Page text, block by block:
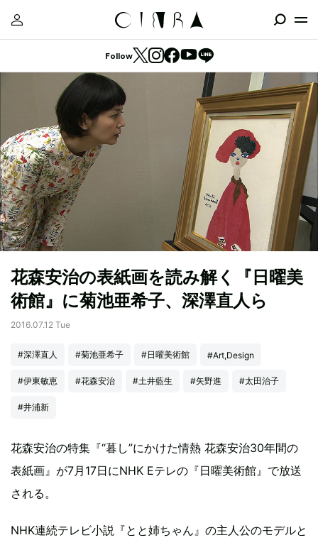
Follow
花森安治の表紙画を読み解く『日曜美
術館』に菊池亜希子、深澤直人ら
2016.07.12 Tue
#深澤直人 #菊池亜希子 #日曜美術館 #Art,Design
#伊東敏恵 #花森安治 #土井藍生 #矢野進 #太田治子
#井浦新
花森安治の特集『“暮し”にかけた情熱 花森安治30年間の
表紙画』が7月17日にNHK Eテレの『日曜美術館』で放送
される。
NHK連続テレビ小説『とと姉ちゃん』の主人公のモデルと